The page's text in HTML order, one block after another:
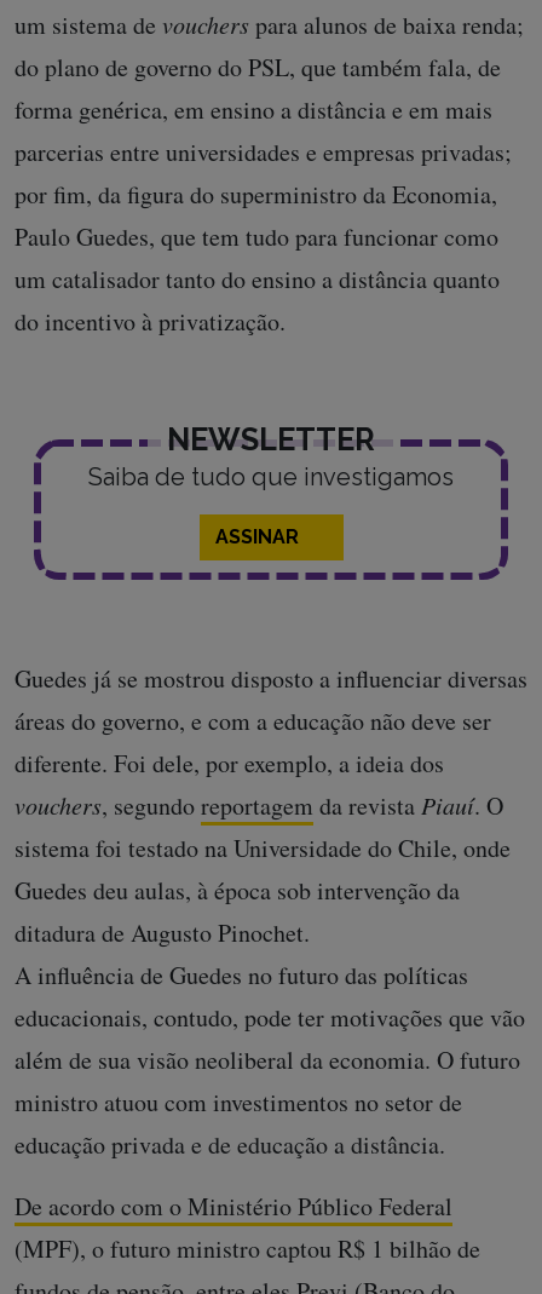
um sistema de voucherspara alunos de baixa renda;
do plano de governo do PSL, que também fala, de
forma genérica, em ensino a distância e em mais
parcerias entre universidades e empresas privadas;
por fim, da figura do superministro da Economia,
Paulo Guedes, que tem tudo para funcionar como
um catalisador tanto do ensino a distância quanto
do incentivo à privatização.
NEWSLETTER
Saiba de tudo que investigamos
ASSINAR
Guedes já se mostrou disposto a influenciar diversas
áreas do governo, e com a educação não deve ser
diferente. Foi dele, por exemplo, a ideia dos
vouchers, segundoreportagem da revista Piauí. O
sistema foi testado na Universidade do Chile, onde
Guedes deu aulas, à época sob intervenção da
ditadura de Augusto Pinochet.
A influência de Guedes no futuro das políticas
educacionais, contudo, pode ter motivações que vão
além de sua visão neoliberal da economia. O futuro
ministro atuou com investimentos no setor de
educação privada e de educação a distância.
De acordo com o Ministério Público Federal
(MPF), o futuro ministro captou R$ 1 bilhão de